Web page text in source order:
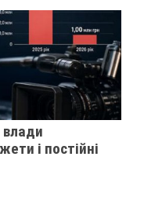
влади
і постійні